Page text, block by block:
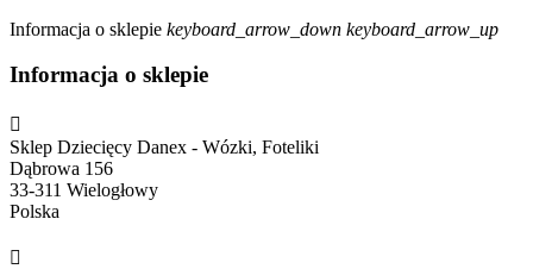
Informacja o sklepie keyboard_arrow_down keyboard_arrow_up
Informacja o sklepie

Sklep Dziecięcy Danex - Wózki, Foteliki
Dąbrowa 156
33-311 Wielogłowy
Polska
